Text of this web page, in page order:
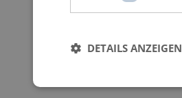
DETAILS ANZEIGEN